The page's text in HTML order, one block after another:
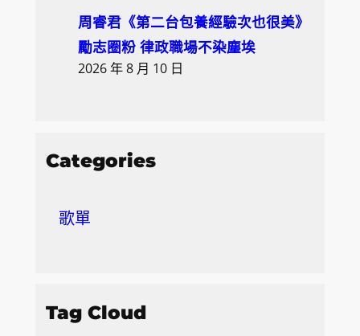
周睿君《第二台包養經驗次也很美》
勵志圈粉 律政職場不染塵埃
2026 年 8 月 10 日
Categories
歌單
Tag Cloud